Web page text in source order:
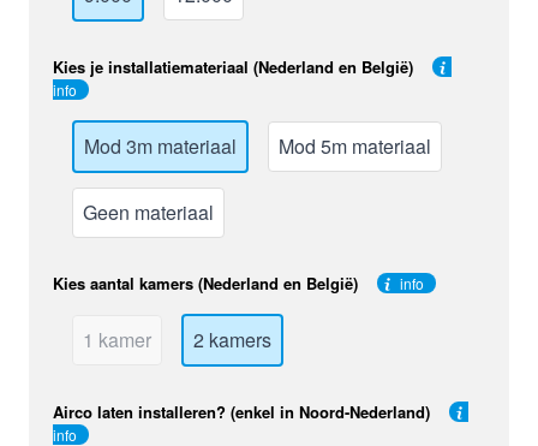
Kies je installatiemateriaal (Nederland en België)
info
Mod 3m materiaal Mod 5m materiaal
Geen materiaal
Kies aantal kamers (Nederland en België) info
1 kamer 2 kamers
Airco laten installeren? (enkel in Noord-Nederland)
info